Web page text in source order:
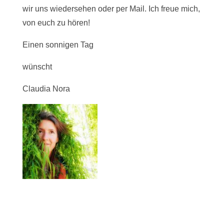
wir uns wiedersehen oder per Mail. Ich freue mich,
von euch zu hören!
Einen sonnigen Tag
wünscht
Claudia Nora